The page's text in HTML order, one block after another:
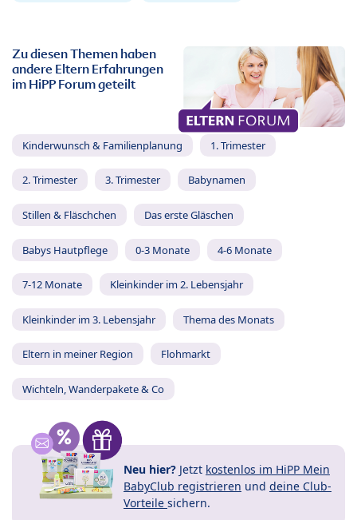
Zu diesen Themen haben
andere Eltern Erfahrungen
im HiPP Forum geteilt
Kinderwunsch & Familienplanung 1. Trimester
2. Trimester 3. Trimester Babynamen
Stillen & Fläschchen Das erste Gläschen
Babys Hautpflege 0-3 Monate 4-6 Monate
7-12 Monate Kleinkinder im 2. Lebensjahr
Kleinkinder im 3. Lebensjahr Thema des Monats
Eltern in meiner Region Flohmarkt
Wichteln, Wanderpakete & Co
Neu hier? Jetzt kostenlos im HiPP Mein
BabyClub registrieren und deine Club-
Vorteile sichern.